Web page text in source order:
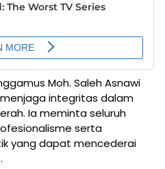
Moh. Saleh Asnawi
integritas dalam
Ia meminta seluruh
serta
yang dapat mencederai